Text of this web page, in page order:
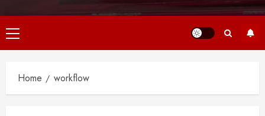
Primair
menu
Home workflow